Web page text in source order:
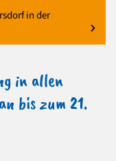
in der
in allen
bis zum 21.